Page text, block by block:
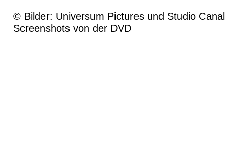
© Bilder: Universum Pictures und Studio Canal
Screenshots von der DVD